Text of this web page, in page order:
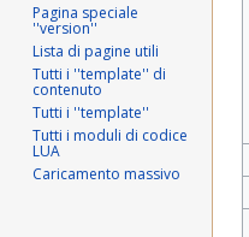
Pagina speciale
''version''
Lista di pagine utili
Tutti i ''template'' di
contenuto
Tutti i ''template''
Tutti i moduli di codice
LUA
Caricamento massivo